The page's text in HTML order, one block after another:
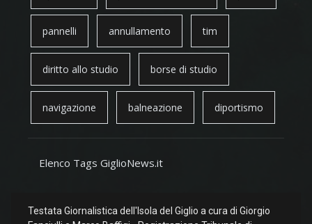
pannelli annullamento tim
diritto allo studio borse di studio
navigazione balneazione diportismo
Elenco Tags GiglioNews.it
Testata Giornalistica dell'Isola del Giglio a cura di Giorgio